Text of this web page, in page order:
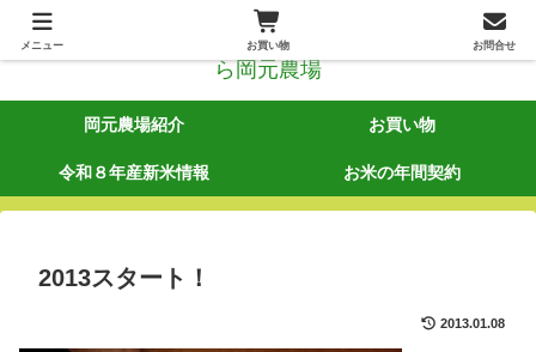
岡元農場紹介 お買い物
令和８年産新米情報 お米の年間契約
2013スタート！
2013.01.08
メニュー お買い物 お問合せ